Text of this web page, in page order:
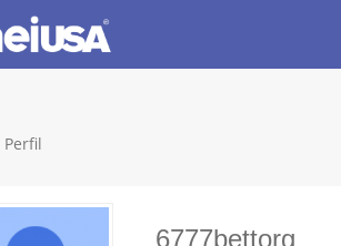
Perfil
6777bettorg